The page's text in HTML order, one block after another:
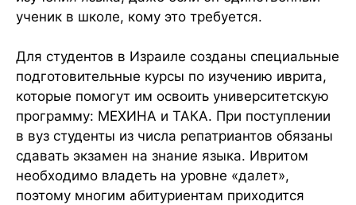
ученик в школе, кому это требуется.
Для студентов в Израиле созданы специальные
подготовительные курсы по изучению иврита,
которые помогут им освоить университетскую
программу: МЕХИНА и ТАКА. При поступлении
в вуз студенты из числа репатриантов обязаны
сдавать экзамен на знание языка. Ивритом
необходимо владеть на уровне «далет»,
поэтому многим абитуриентам приходится